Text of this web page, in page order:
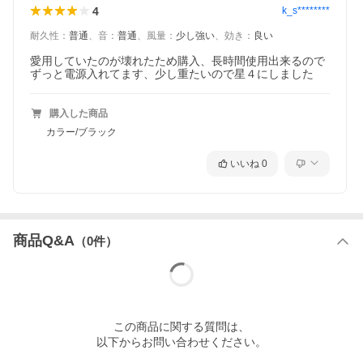
4 k_s********
耐久性 ： 普通、 音 ： 普通、 風量 ： 少し強い、 効き ： 良い
愛用していたのが壊れたため購入、長時間使用出来るので
ずっと電源入れてます、少し重たいので星４にしました
購入した商品
カラー/ブラック
いいね 0
商品Q&A （0件）
この商品に関する質問は、
以下からお問い合わせください。